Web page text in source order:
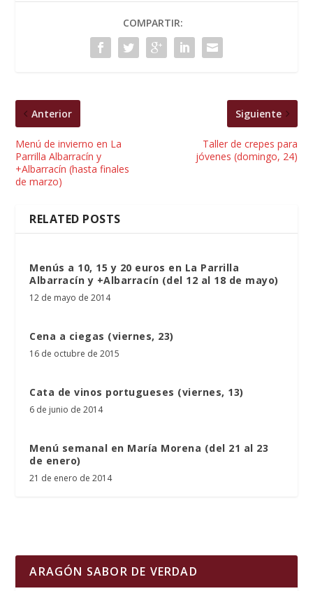
COMPARTIR:
Anterior
Menú de invierno en La
Parrilla Albarracín y
+Albarracín (hasta finales
de marzo)
Siguiente
Taller de crepes para
jóvenes (domingo, 24)
RELATED POSTS
Menús a 10, 15 y 20 euros en La Parrilla
Albarracín y +Albarracín (del 12 al 18 de mayo)
12 de mayo de 2014
Cena a ciegas (viernes, 23)
16 de octubre de 2015
Cata de vinos portugueses (viernes, 13)
6 de junio de 2014
Menú semanal en María Morena (del 21 al 23
de enero)
21 de enero de 2014
ARAGÓN SABOR DE VERDAD